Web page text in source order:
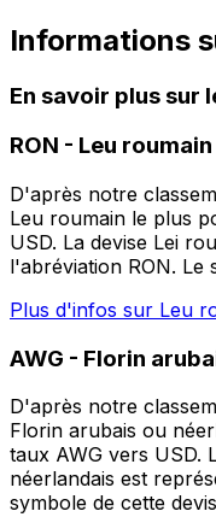
Informations
En savoir plus sur
RON - Leu roumain
D'après notre
Leu roumain le plus
USD. La devise Lei
l'abréviation RON. Le
Plus d'infos sur Leu
AWG - Florin
D'après notre
Florin arubais ou
taux AWG vers USD.
néerlandais est
symbole de cette